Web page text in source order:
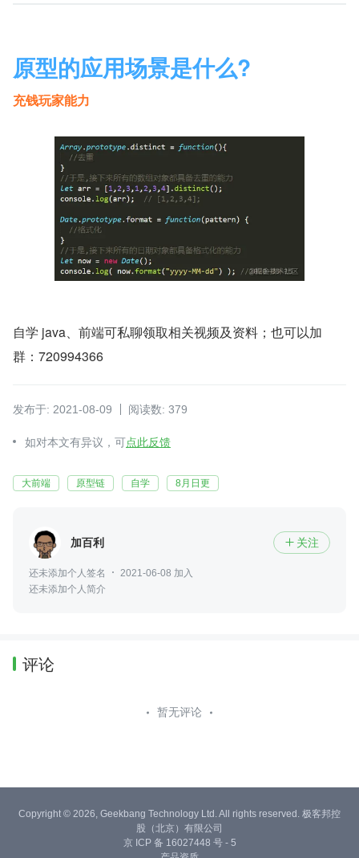
原型的应用场景是什么?
充钱玩家能力
自学 java、前端可私聊领取相关视频及资料；也可以加
群：720994366
发布于: 2021-08-09 阅读数: 379
如对本文有异议，可点此反馈
大前端 原型链 自学 8月日更
加百利  关注
还未添加个人签名
2021-06-08 加入
还未添加个人简介
评论
暂无评论
Copyright © 2026, Geekbang Technology Ltd. All rights reserved. 极客邦控
股（北京）有限公司
京 ICP 备 16027448 号 - 5